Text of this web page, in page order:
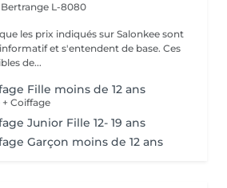
Bertrange L-8080
les prix indiqués sur Salonkee sont
et s'entendent de base. Ces
de...
Fille moins de 12 ans
Coiffage
Junior Fille 12- 19 ans
Garçon moins de 12 ans